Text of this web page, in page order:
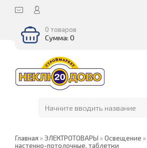
0 товаров
Сумма: 0
Главная »ЭЛЕКТРОТОВАРЫ »Освещение »
настенно-потолочные, таблетки